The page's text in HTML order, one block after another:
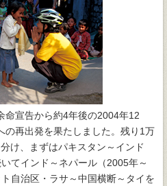
命宣告から約4年後の2004年12
の再出発を果たしました。残り1万
け、まずはパキスタン～インド
てインド～ネパール（2005年～
自治区・ラサ～中国横断～タイを